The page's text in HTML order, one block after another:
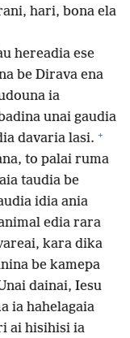
hari, bona ela
hereadia ese
be Dirava ena
ia
unai gaudia
davaria lasi. +
to palai ruma
taudia be
idia ania
edia rara
kara dika
be kamepa
dainai, Iesu
ia hahelagaia
ai hisihisi ia